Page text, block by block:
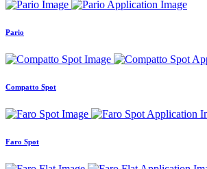
Pario
Compatto Spot
Faro Spot